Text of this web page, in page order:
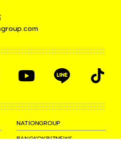
NATIONGROUP
BANGKOKBIZNEWS